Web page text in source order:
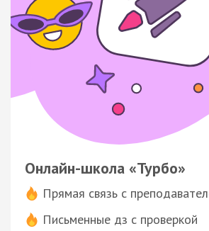
Онлайн-школа «Турбо»
Прямая связь с
Письменные дз с проверкой